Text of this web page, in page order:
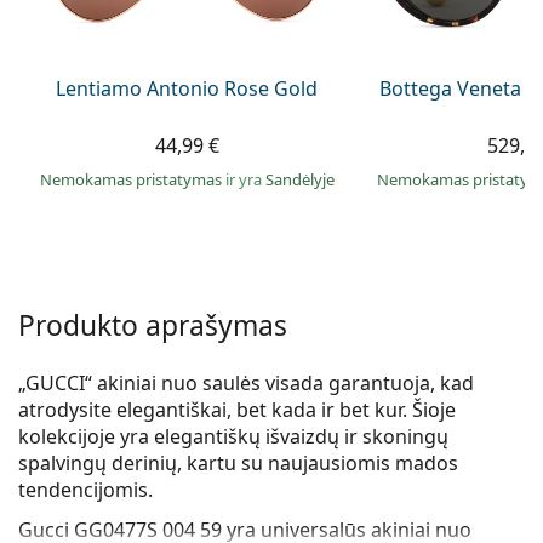
Persol
Lentiamo Antonio Rose Gold
44,99 €
Nemokamas pristatymas ir yraSandėlyje
Bottega Veneta
Nemokamas
Produkto aprašymas
„GUCCI“ akiniai nuo saulės visada garantuoja, kad
atrodysite elegantiškai, bet kada ir bet kur. Šioje
kolekcijoje yra elegantiškų išvaizdų ir skoningų
spalvingų derinių, kartu su naujausiomis mados
tendencijomis.
Gucci GG0477S 004 59yra universalūs akiniai nuo